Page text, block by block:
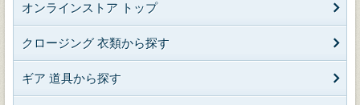
オンラインストア トップ
クロージング 衣類から探す
ギア 道具から探す